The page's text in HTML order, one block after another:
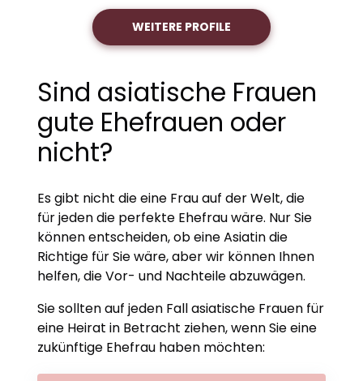
WEITERE PROFILE
Sind asiatische Frauen
gute Ehefrauen oder
nicht?
Es gibt nicht die eine Frau auf der Welt, die
für jeden die perfekte Ehefrau wäre. Nur Sie
können entscheiden, ob eine Asiatin die
Richtige für Sie wäre, aber wir können Ihnen
helfen, die Vor- und Nachteile abzuwägen.
Sie sollten auf jeden Fall asiatische Frauen für
eine Heirat in Betracht ziehen, wenn Sie eine
zukünftige Ehefrau haben möchten: